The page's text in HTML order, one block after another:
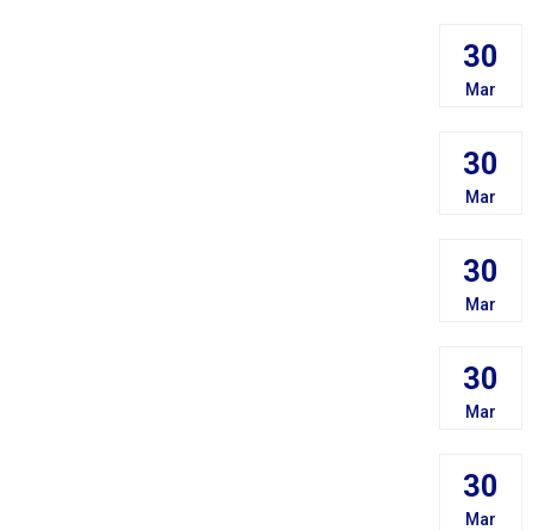
30
Mar
30
Mar
30
Mar
30
Mar
30
Mar